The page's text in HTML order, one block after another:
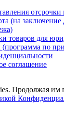
отсрочки
(на заключение
товаров для
(программа по
соглашение
Продолжая им